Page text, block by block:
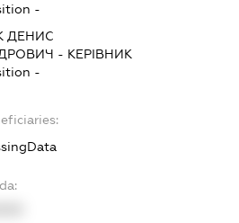
-
ДЕНИС
- КЕРІВНИК
-